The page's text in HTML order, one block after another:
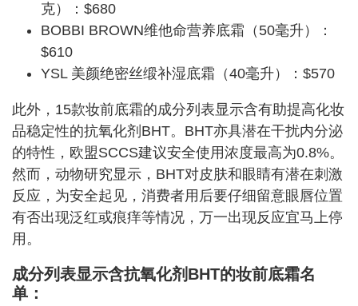
克）：$680
BOBBI BROWN维他命营养底霜（50毫升）：
$610
YSL 美颜绝密丝缎补湿底霜（40毫升）：$570
此外，15款妆前底霜的成分列表显示含有助提高化妆
品稳定性的抗氧化剂BHT。BHT亦具潜在干扰内分泌
的特性，欧盟SCCS建议安全使用浓度最高为0.8%。
然而，动物研究显示，BHT对皮肤和眼睛有潜在刺激
反应，为安全起见，消费者用后要仔细留意眼唇位置
有否出现泛红或痕痒等情况，万一出现反应宜马上停
用。
成分列表显示含抗氧化剂BHT的妆前底霜名
单：